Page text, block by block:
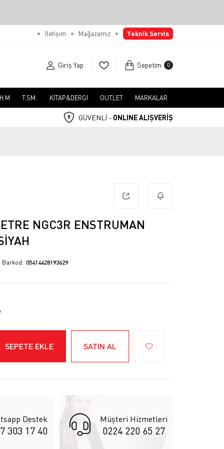
İletişim Mağazamız Teknik Servis
Giriş Yap Sepetim 0
T.SM. KİTAP&DERGİ OUTLET MARKALAR
GÜVENLİ - ONLINE ALIŞVERİŞ
NGC3R ENSTRUMAN
Barkod 05414428193629
SEPETE EKLE SATIN AL
Destek
303 17 40
Müşteri Hizmetleri
0224 220 65 27